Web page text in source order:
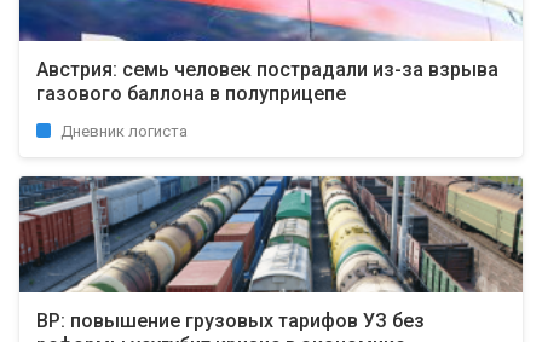
Австрия: семь человек пострадали из-за взрыва
газового баллона в полуприцепе
Дневник логиста
ВР: повышение грузовых тарифов УЗ без